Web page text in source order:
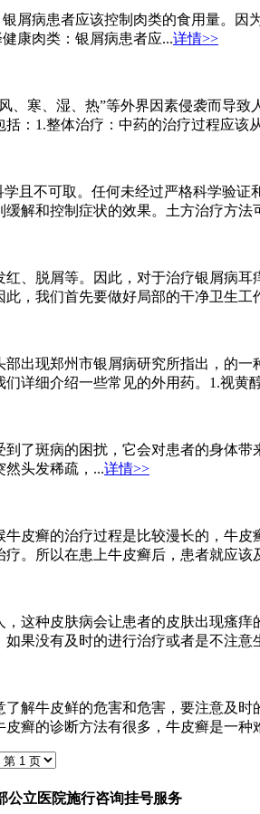
屑病患者应该控制肉类的食用量。
康肉类：银屑病患者应...详情>>
、寒、湿、热”等外界因素侵袭而导
：1.整体治疗：中药的治疗过程应该
且不可取。任何未经过严格科学验
解和控制症状的效果。土方治疗方法
、脱屑等。因此，对于治疗银屑病
，我们首先要做好局部的干净卫生
出现郑州市银屑病研究所指出，的
详细介绍一些常见的外用药。1.视黄
了斑病的困扰，它会对患者的身体
然头发稀疏，...详情>>
皮癣的治疗过程是比较漫长的，牛
。所以在患上牛皮癣后，患者就应该
这种皮肤病会让患者的皮肤出现瘙
果没有及时的进行治疗或者是不注
解牛皮鲜的危害和危害，要注意及
癣的诊断方法有很多，牛皮癣是一
公立医院施行咨询挂号服务